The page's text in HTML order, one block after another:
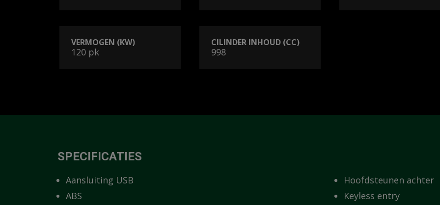
VERMOGEN (KW)
120 pk
CILINDER INHOUD (CC)
998
SPECIFICATIES
Aansluiting USB
ABS
Hoofdsteunen achter
Keyless entry